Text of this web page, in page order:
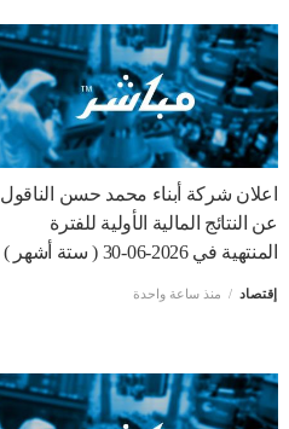
اعلان شركة أبناء محمد حسن الناقول
عن النتائج المالية الأولية للفترة
المنتهية في 2026-06-30 ( ستة أشهر )
إقتصاد منذ ساعة واحدة